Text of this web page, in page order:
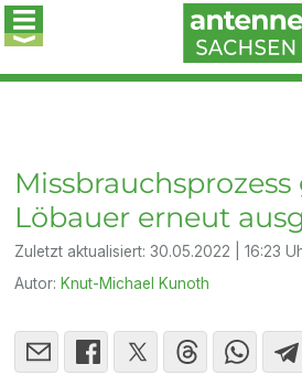
Löbauer erneut
Zuletzt aktualisiert:30.05.2022 | 16:23
Autor: Knut-Michael Kunoth